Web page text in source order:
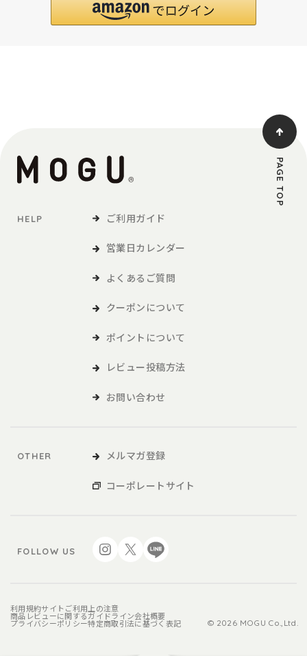
HELP ご利用ガイド
営業日カレンダー
よくあるご質問
クーポンについて
ポイントについて
レビュー投稿方法
お問い合わせ
OTHER メルマガ登録
コーポレートサイト
FOLLOW US
利用規約サイトご利用上の注意
商品レビューに関するガイドライン会社概要
プライバシーポリシー特定商取引法に基づく表記 © 2026 MOGU Co.,Ltd.
PAGE TOP